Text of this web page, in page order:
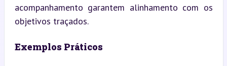
acompanhamento garantem alinhamento com os
objetivos traçados.
Exemplos Práticos